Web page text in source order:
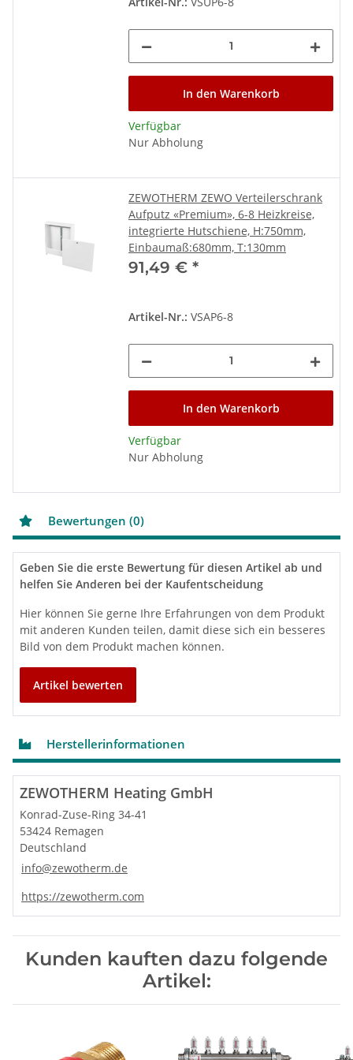
In den Warenkorb
Verfügbar
Nur Abholung
ZEWOTHERM ZEWO Verteilerschrank
Aufputz «Premium», 6-8 Heizkreise,
integrierte Hutschiene, H:750mm,
Einbaumaß:680mm, T:130mm
91,49 € *
Artikel-Nr.: VSAP6-8
In den Warenkorb
Verfügbar
Nur Abholung
Bewertungen (0)
Geben Sie die erste Bewertung für diesen Artikel ab und
helfen Sie Anderen bei der Kaufentscheidung
Hier können Sie gerne Ihre Erfahrungen von dem Produkt
mit anderen Kunden teilen, damit diese sich ein besseres
Bild von dem Produkt machen können.
Artikel bewerten
Herstellerinformationen
ZEWOTHERM Heating GmbH
Konrad-Zuse-Ring 34-41
53424 Remagen
Deutschland
info@zewotherm.de
https://zewotherm.com
Kunden kauften dazu folgende
Artikel: